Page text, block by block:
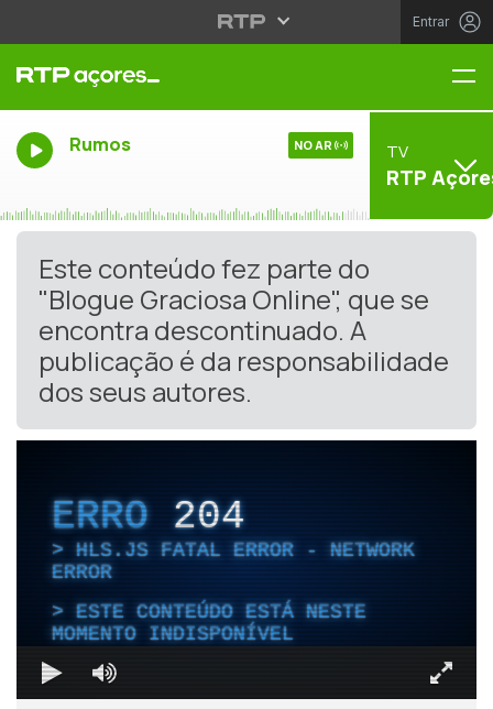
Entrar
Rumos NO AR TV
RTP
Este conteúdo fez parte do
"Blogue Graciosa Online", que se
encontra descontinuado. A
publicação é da responsabilidade
dos seus autores.
ERRO204
HLS.JS FATAL ERROR - NETWORK
ERROR
ESTE CONTEÚDO ESTÁ NESTE
MOMENTO INDISPONÍVEL